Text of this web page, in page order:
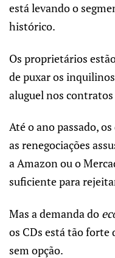
está levando o
histórico.
Os proprietários
de puxar os
aluguel nos
Até o ano passado,
as renegociações
a Amazon ou o
suficiente para
Mas a demanda do
os CDs está tão
sem opção.